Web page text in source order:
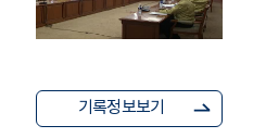
기록정보보기